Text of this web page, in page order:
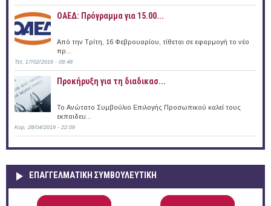
ΟΑΕΔ: Πρόγραμμα για 15.00...
Από την Τρίτη, 16 Φεβρουαρίου, τίθεται σε εφαρμογή το νέο
πρ...
Τετ, 17/02/2016 - 09:48
Προκήρυξη για τη διαδικασ...
Το Ανώτατο Συμβούλιο Επιλογής Προσωπικού καλεί τους
εκπαιδευ...
Κυρ, 28/04/2019 - 22:09
ΕΠΑΓΓΕΛΜΑΤΙΚΉ ΣΥΜΒΟΥΛΕΥΤΙΚΉ